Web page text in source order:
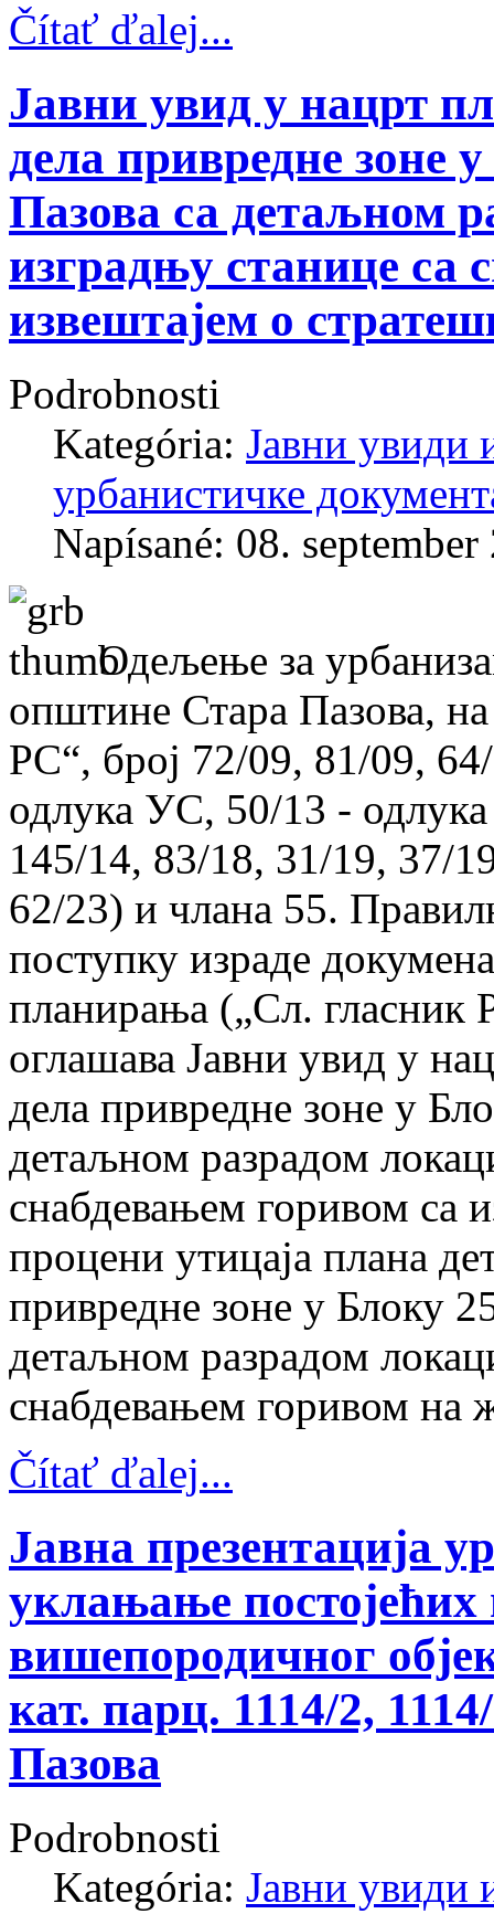
Čítať ďalej...
Јавни увид у нацрт
дела привредне зоне
Пазова са детаљном
изградњу станице са
извештајем о
Podrobnosti
Kategória: Јавни увиди
урбанистичке
Napísané: 08. september
Одељење за
општине Стара Пазова,
РС“, број 72/09, 81/09,
одлука УС, 50/13 -
145/14, 83/18, 31/19, 37/
62/23) и члана 55.
поступку израде
планирања („Сл.
оглашава Јавни увид у
дела привредне зоне у
детаљном разрадом
снабдевањем горивом са
процени утицаја плана
привредне зоне у Блоку
детаљном разрадом
снабдевањем горивом на
Čítať ďalej...
Јавна презентација
уклањање
вишепородичног
кат. парц. 1114/2,
Пазова
Podrobnosti
Kategória: Јавни увиди